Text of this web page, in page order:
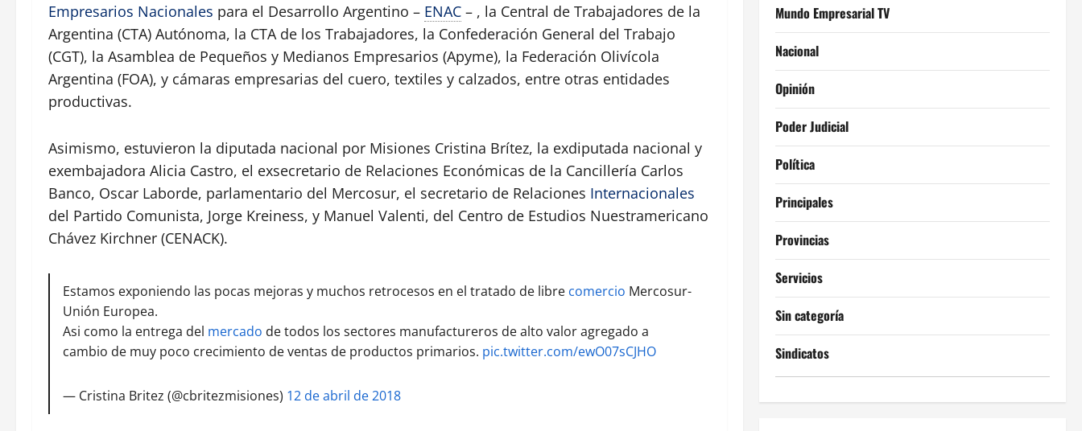
Empresarios Nacionales para el Desarrollo Argentino – ENAC – , la Central de Trabajadores de la
Argentina (CTA) Autónoma, la CTA de los Trabajadores, la Confederación General del Trabajo
(CGT), la Asamblea de Pequeños y Medianos Empresarios (Apyme), la Federación Olivícola
Argentina (FOA), y cámaras empresarias del cuero, textiles y calzados, entre otras entidades
productivas.
Asimismo, estuvieron la diputada nacional por Misiones Cristina Brítez, la exdiputada nacional y
exembajadora Alicia Castro, el exsecretario de Relaciones Económicas de la Cancillería Carlos
Banco, Oscar Laborde, parlamentario del Mercosur, el secretario de Relaciones Internacionales
del Partido Comunista, Jorge Kreiness, y Manuel Valenti, del Centro de Estudios Nuestramericano
Chávez Kirchner (CENACK).
Estamos exponiendo las pocas mejoras y muchos retrocesos en el tratado de libre comercio Mercosur-
Unión Europea.
Asi como la entrega del mercado de todos los sectores manufactureros de alto valor agregado a
cambio de muy poco crecimiento de ventas de productos primarios. pic.twitter.com/ewO07sCJHO
— Cristina Britez (@cbritezmisiones) 12 de abril de 2018
Mundo Empresarial TV
Nacional
Opinión
Poder Judicial
Política
Principales
Provincias
Servicios
Sin categoría
Sindicatos